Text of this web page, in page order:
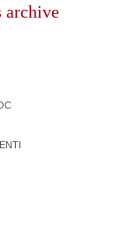
archive